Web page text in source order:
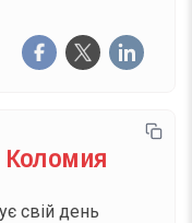
Коломия
свій день